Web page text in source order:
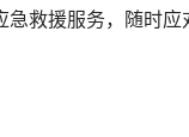
急救援服务，随时应